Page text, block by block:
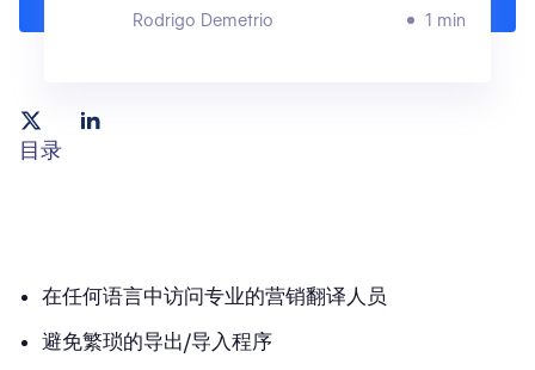
Rodrigo Demetrio 1 min
目录
在任何语言中访问专业的营销翻译人员
避免繁琐的导出/导入程序